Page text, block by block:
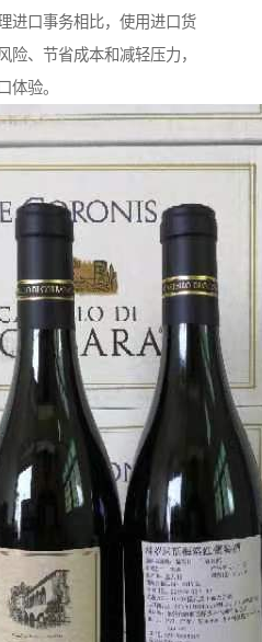
进口事务相比，使用进口货
险、节省成本和减轻压力，
体验。